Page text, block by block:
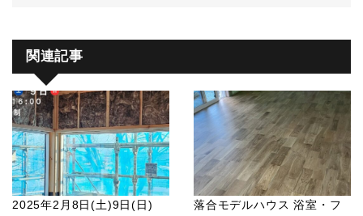
関連記事
2025年2月8日(土)9日(日)
落合モデルハウス 浴室・フ